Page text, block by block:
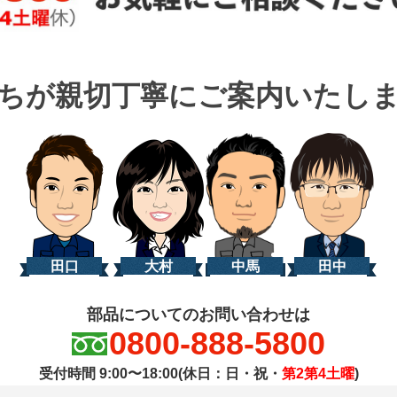
が親切丁寧にご案内いたし
田口 大村 中馬 田中
部品についてのお問い合わせは
0800-888-5800
受付時間 9:00〜18:00(休日：日・祝・ 第2第4土曜)